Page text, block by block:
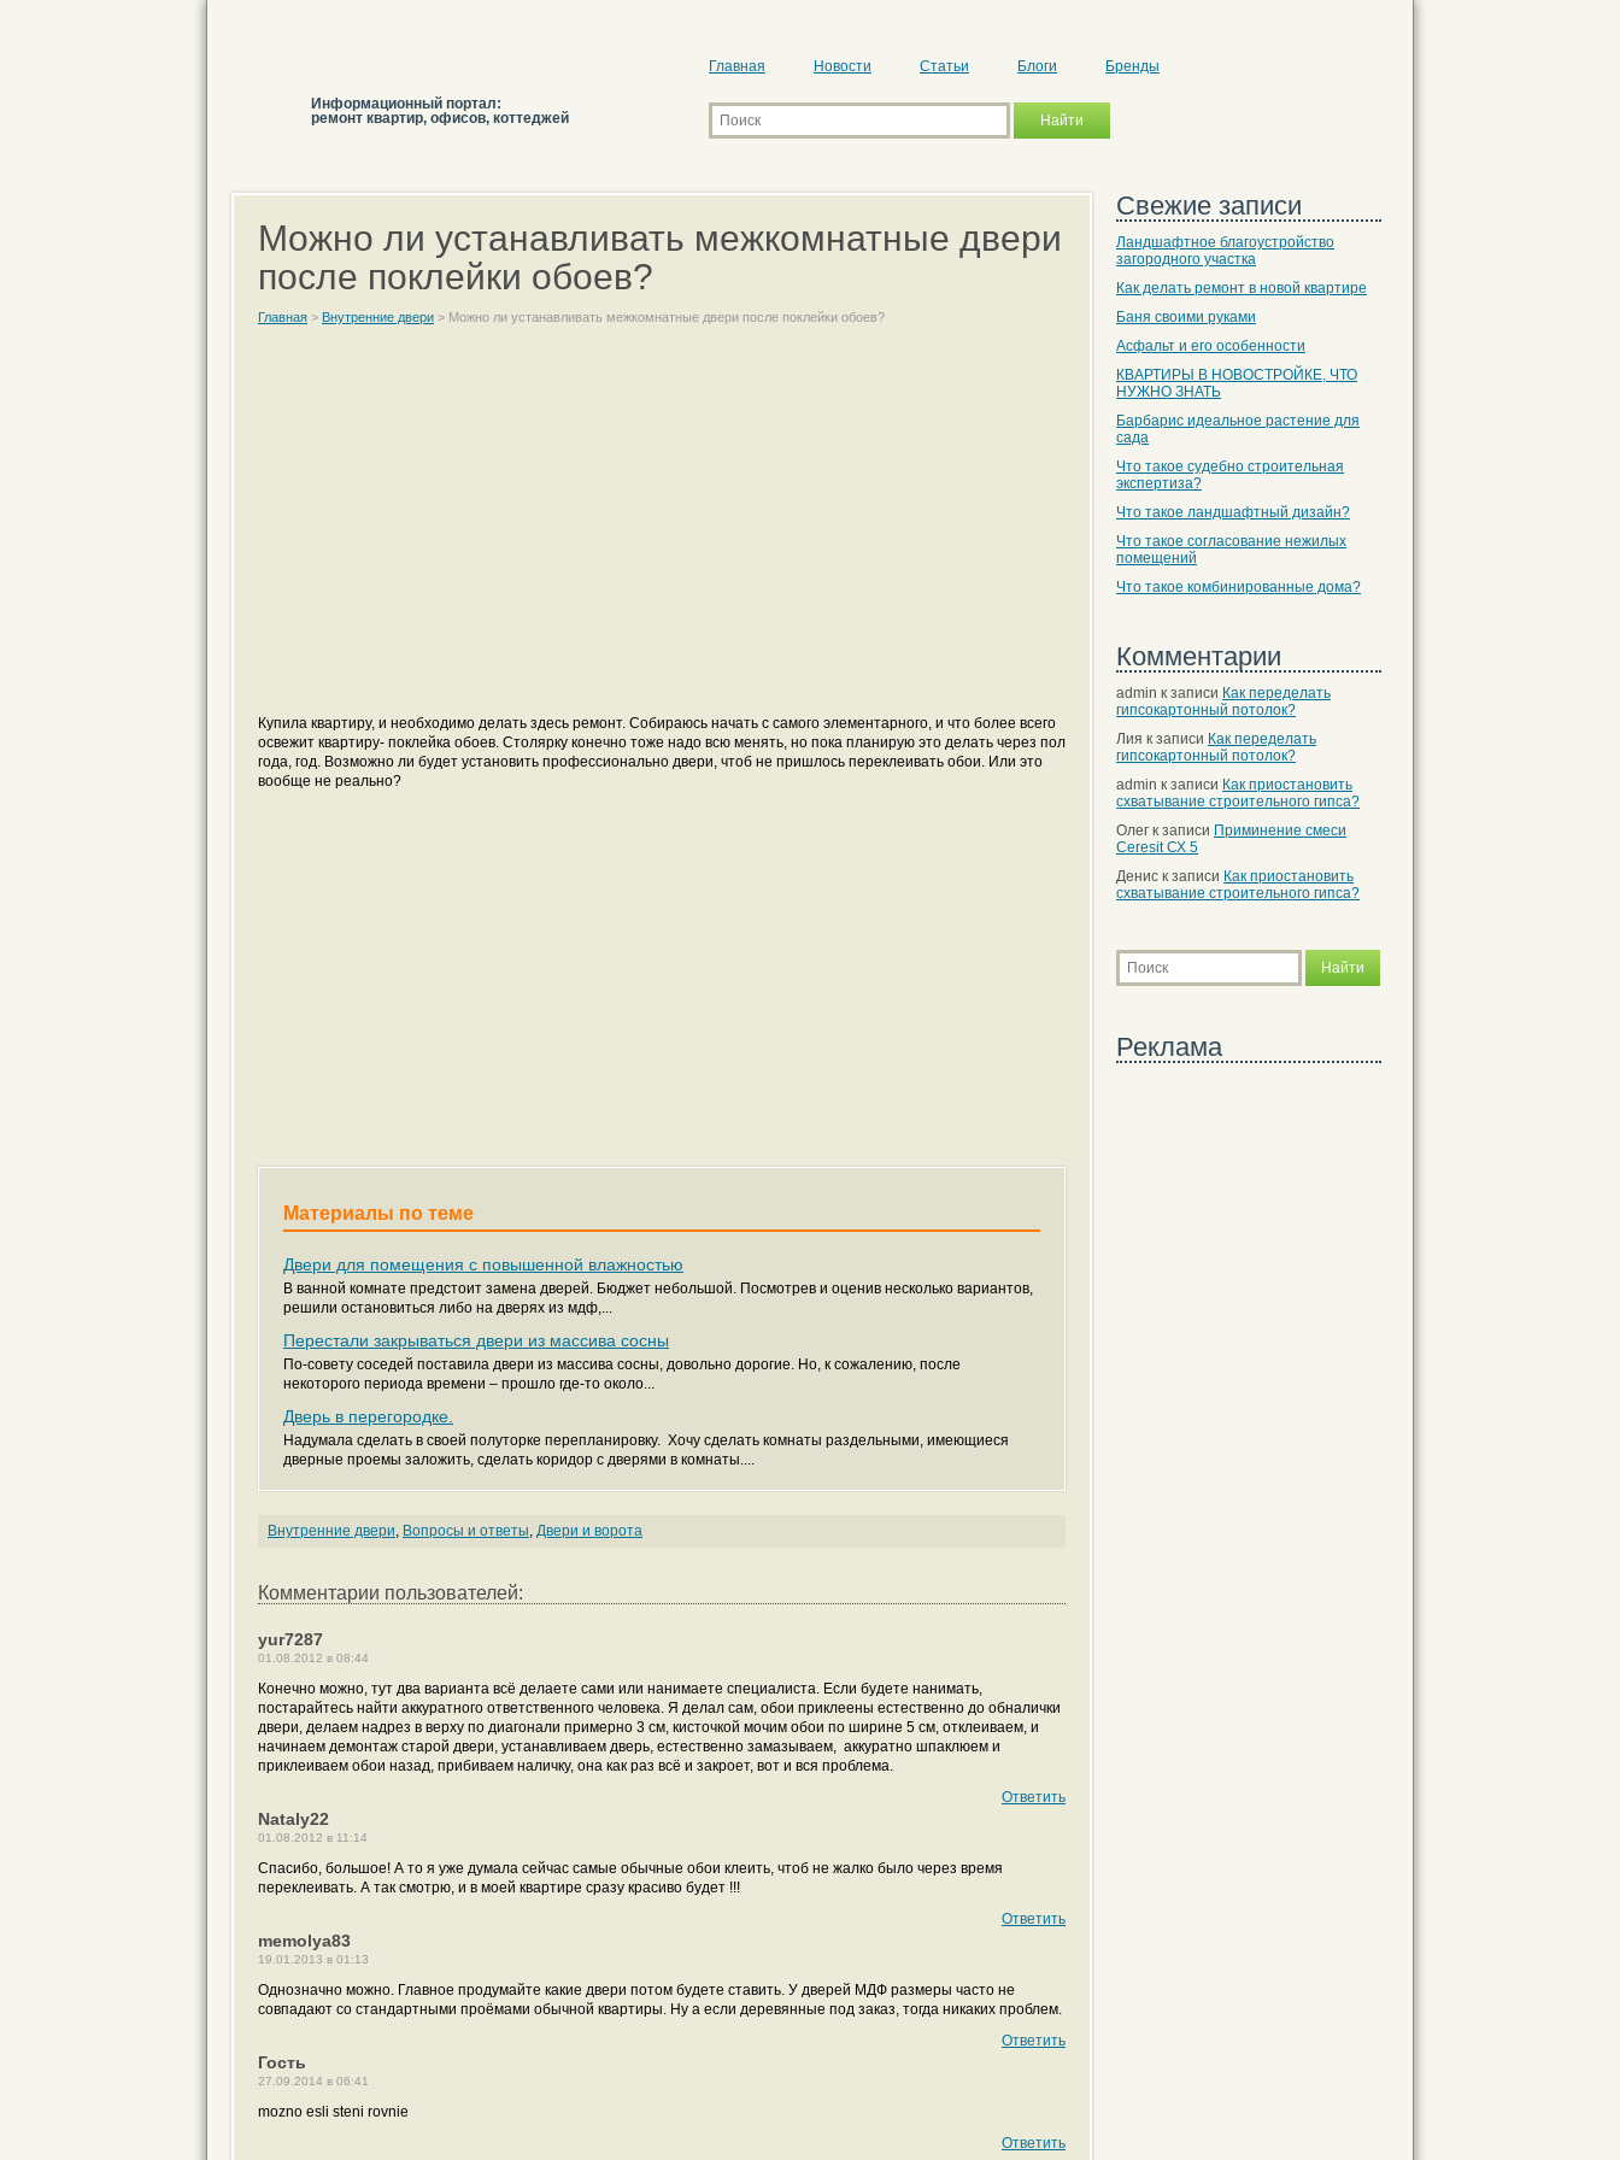
Информационный портал:
ремонт квартир, офисов, коттеджей
Главная Новости Статьи Блоги Бренды
Можно ли устанавливать межкомнатные двери
после поклейки обоев?
Главная > Внутренние двери > Можно ли устанавливать межкомнатные двери после поклейки обоев?
Купила квартиру, и необходимо делать здесь ремонт. Собираюсь начать с самого элементарного, и что более всего
освежит квартиру- поклейка обоев. Столярку конечно тоже надо всю менять, но пока планирую это делать через пол
года, год. Возможно ли будет установить профессионально двери, чтоб не пришлось переклеивать обои. Или это
вообще не реально?
Материалы по теме
Двери для помещения с повышенной влажностью
В ванной комнате предстоит замена дверей. Бюджет небольшой. Посмотрев и оценив несколько вариантов,
решили остановиться либо на дверях из мдф,...
Перестали закрываться двери из массива сосны
По-совету соседей поставила двери из массива сосны, довольно дорогие. Но, к сожалению, после
некоторого периода времени – прошло где-то около...
Дверь в перегородке.
Надумала сделать в своей полуторке перепланировку. Хочу сделать комнаты раздельными, имеющиеся
дверные проемы заложить, сделать коридор с дверями в комнаты....
Внутренние двери, Вопросы и ответы, Двери и ворота
Комментарии пользователей:
yur7287
01.08.2012 в 08:44
Конечно можно, тут два варианта всё делаете сами или нанимаете специалиста. Если будете нанимать,
постарайтесь найти аккуратного ответственного человека. Я делал сам, обои приклеены естественно до обналички
двери, делаем надрез в верху по диагонали примерно 3 см, кисточкой мочим обои по ширине 5 см, отклеиваем, и
начинаем демонтаж старой двери, устанавливаем дверь, естественно замазываем, аккуратно шпаклюем и
приклеиваем обои назад, прибиваем наличку, она как раз всё и закроет, вот и вся проблема.
Ответить
Nataly22
01.08.2012 в 11:14
Спасибо, большое! А то я уже думала сейчас самые обычные обои клеить, чтоб не жалко было через время
переклеивать. А так смотрю, и в моей квартире сразу красиво будет !!!
Ответить
memolya83
19.01.2013 в 01:13
Однозначно можно. Главное продумайте какие двери потом будете ставить. У дверей МДФ размеры часто не
совпадают со стандартными проёмами обычной квартиры. Ну а если деревянные под заказ, тогда никаких проблем.
Ответить
Гость
27.09.2014 в 06:41
mozno esli steni rovnie
Ответить
Свежие записи
Ландшафтное благоустройство
загородного участка
Как делать ремонт в новой квартире
Баня своими руками
Асфальт и его особенности
КВАРТИРЫ В НОВОСТРОЙКЕ, ЧТО
НУЖНО ЗНАТЬ
Барбарис идеальное растение для
сада
Что такое судебно строительная
экспертиза?
Что такое ландшафтный дизайн?
Что такое согласование нежилых
помещений
Что такое комбинированные дома?
Комментарии
admin к записи Как переделать
гипсокартонный потолок?
Лия к записи Как переделать
гипсокартонный потолок?
admin к записи Как приостановить
схватывание строительного гипса?
Олег к записи Приминение смеси
Ceresit СХ 5
Денис к записи Как приостановить
схватывание строительного гипса?
Реклама